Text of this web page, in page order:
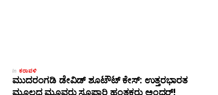
In ಕರಾವಳಿ
ಮುದರಂಗಡಿ ಡೇವಿಡ್ ಶೂಟೌಟ್ ಕೇಸ್: ಉತ್ತರಭಾರತ
ಮೂಲದ ಮೂವರು ಸೂಫಾರಿ ಹಂತಕರು ಅಂದರ್!